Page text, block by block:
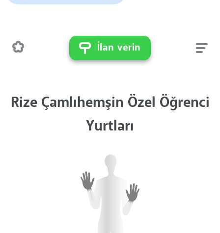
İlan verin
Rize Çamlıhemşin Özel Öğrenci
Yurtları